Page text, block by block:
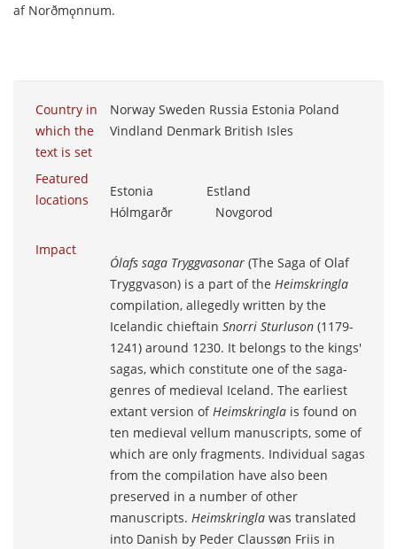
af Norðmǫnnum.
Country in
which the
text is set
Norway Sweden Russia Estonia Poland
Vindland Denmark British Isles
Featured
locations
Estonia Estland
Hólmgarðr Novgorod
Impact
Ólafs saga Tryggvasonar(The Saga of Olaf
Tryggvason) is a part of the Heimskringla
compilation, allegedly written by the
Icelandic chieftain Snorri Sturluson(1179-
1241) around 1230. It belongs to the kings'
sagas, which constitute one of the saga-
genres of medieval Iceland. The earliest
extant version ofHeimskringlais found on
ten medieval vellum manuscripts, some of
which are only fragments. Individual sagas
from the compilation have also been
preserved in a number of other
manuscripts. Heimskringlawas translated
into Danish by Peder Claussøn Friis in